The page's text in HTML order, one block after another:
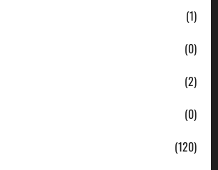
(1)
(0)
(2)
(0)
(120)